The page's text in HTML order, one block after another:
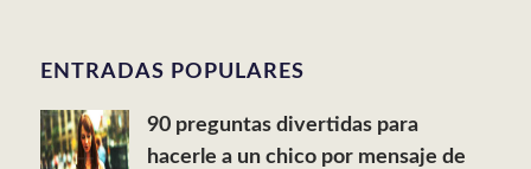
ENTRADAS POPULARES
90 preguntas divertidas para
hacerle a un chico por mensaje de